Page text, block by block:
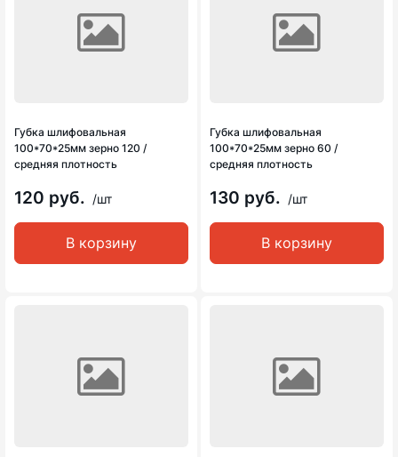
Губка шлифовальная
100*70*25мм зерно 120 /
средняя плотность
120 руб. /шт
В корзину
Губка шлифовальная
100*70*25мм зерно 60 /
средняя плотность
130 руб. /шт
В корзину